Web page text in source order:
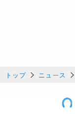
トップ ニュース